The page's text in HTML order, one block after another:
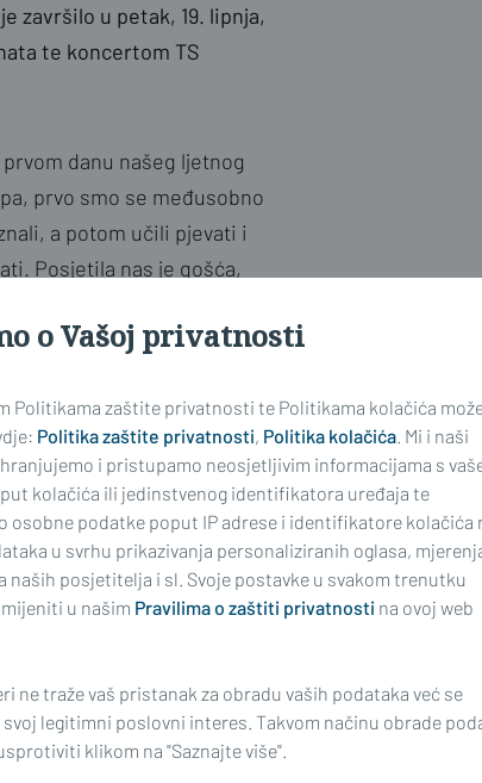
završilo u petak, 19. lipnja,
te koncertom TS
prvom danu našeg ljetnog
prvo smo se međusobno
a potom učili pjevati i
Posjetila nas je gošća,
s perkovačkim
iz svog
dan kampa prošao je
i radno. Naučili smo što
i izrađivali vlastite
Na našem folklornom
polaznici se upoznaju i s
Posjetile su nas
detaljno pokazale. Imali
Vučković te nezaboravna
Treći dan obilježio je
Tamo smo naučili
o Vašoj privatnosti
Politikama zaštite privatnosti te Politikama kolačića
Politika zaštite privatnosti, Politika kolačića . Mi i naši
i pristupamo neosjetljivim informacijama s
kolačića ili jedinstvenog identifikatora uređaja te
osobne podatke poput IP adrese i identifikatore kolačića
u svrhu prikazivanja personaliziranih oglasa,
naših posjetitelja i sl. Svoje postavke u svakom trenutku
u našim Pravilima o zaštiti privatnosti na ovoj web
ne traže vaš pristanak za obradu vaših podataka već se
svoj legitimni poslovni interes. Takvom načinu obrade
klikom na "Saznajte više".